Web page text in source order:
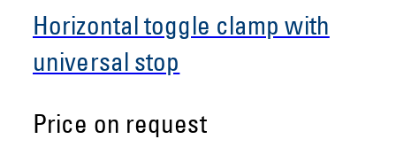
Horizontal toggle clamp with
universal stop
Price on request